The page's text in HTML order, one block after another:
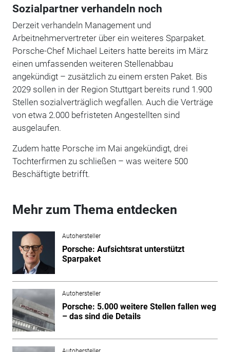
Sozialpartner verhandeln noch
Derzeit verhandeln Management und
Arbeitnehmervertreter über ein weiteres Sparpaket.
Porsche-Chef Michael Leiters hatte bereits im März
einen umfassenden weiteren Stellenabbau
angekündigt – zusätzlich zu einem ersten Paket. Bis
2029 sollen in der Region Stuttgart bereits rund 1.900
Stellen sozialverträglich wegfallen. Auch die Verträge
von etwa 2.000 befristeten Angestellten sind
ausgelaufen.
Zudem hatte Porsche im Mai angekündigt, drei
Tochterfirmen zu schließen – was weitere 500
Beschäftigte betrifft.
Mehr zum Thema entdecken
Autohersteller
Porsche: Aufsichtsrat unterstützt
Sparpaket
Autohersteller
Porsche: 5.000 weitere Stellen fallen weg
– das sind die Details